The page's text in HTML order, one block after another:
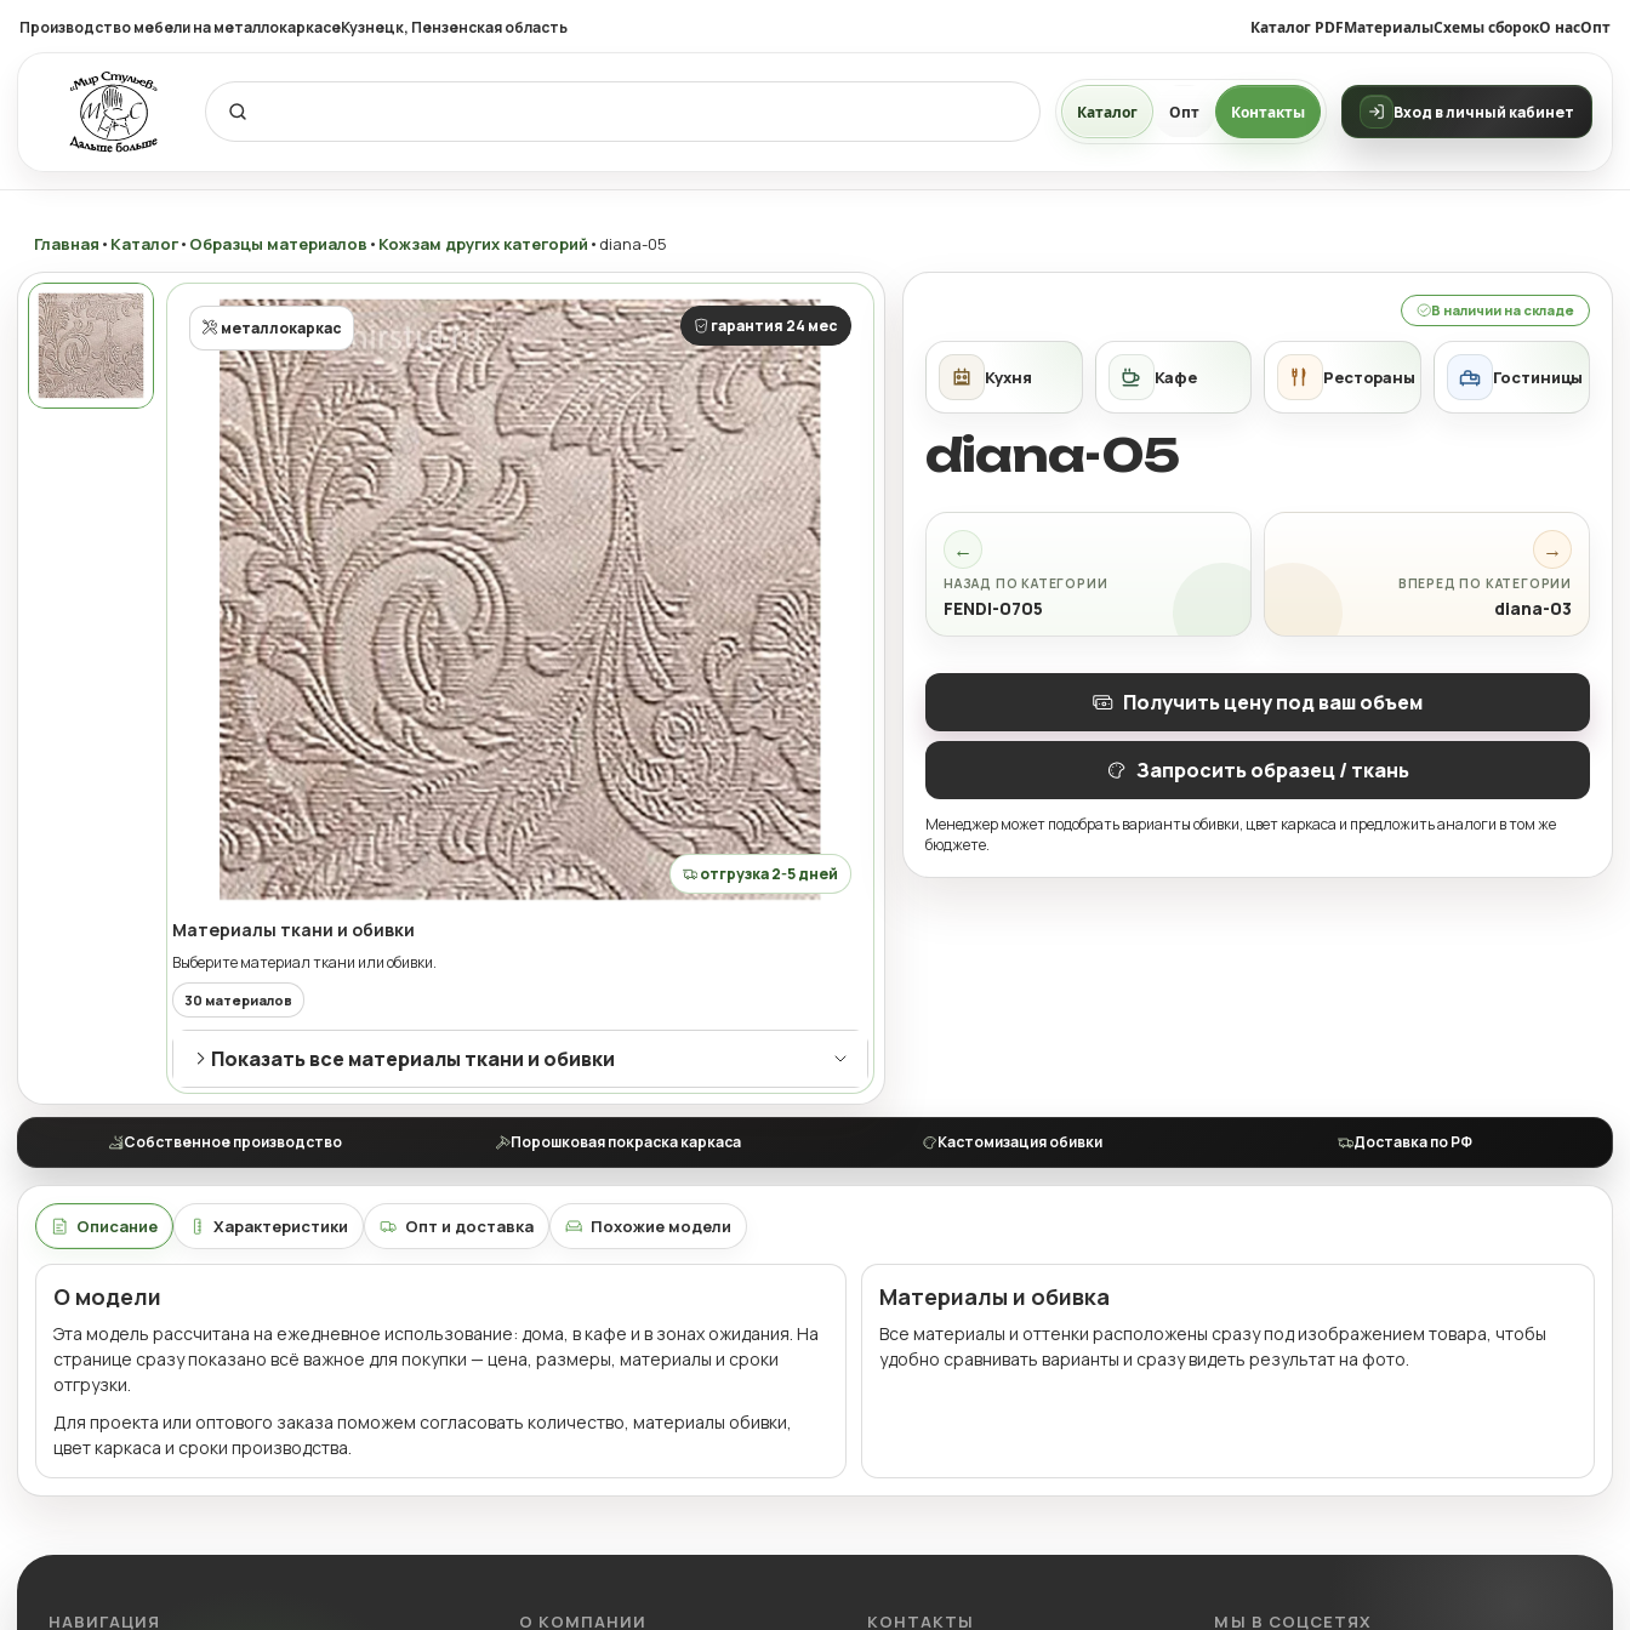
Производство мебели на металлокаркасеКузнецк, Пензенская область Каталог PDFМатериалыСхемы сборокО насОпт
Каталог Опт Контакты Вход в личный кабинет
Главная • Каталог• Образцы материалов • Кожзам других категорий • diana-05
металлокаркас гарантия 24 мес
отгрузка 2-5 дней
Материалы ткани и обивки
Выберите материал ткани или обивки.
30 материалов
Показать все материалы ткани и обивки
В наличии на складе
diana-05
←
НАЗАД ПО КАТЕГОРИИ
FENDI-0705
→
ВПЕРЕД ПО КАТЕГОРИИ
diana-03
Получить цену под ваш объем
Запросить образец / ткань
Менеджер может подобрать варианты обивки, цвет каркаса и предложить аналоги в том же
бюджете.
Собственное производство Порошковая покраска каркаса Кастомизация обивки Доставка по РФ
Описание Характеристики Опт и доставка Похожие модели
О модели
Эта модель рассчитана на ежедневное использование: дома, в кафе и в зонах ожидания. На
странице сразу показано всё важное для покупки — цена, размеры, материалы и сроки
отгрузки.
Для проекта или оптового заказа поможем согласовать количество, материалы обивки,
цвет каркаса и сроки производства.
Материалы и обивка
Все материалы и оттенки расположены сразу под изображением товара, чтобы
удобно сравнивать варианты и сразу видеть результат на фото.
НАВИГАЦИЯ О КОМПАНИИ КОНТАКТЫ МЫ В СОЦСЕТЯХ